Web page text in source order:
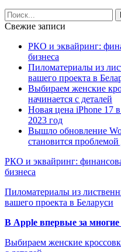
Свежие записи
РКО и эквайринг:
бизнеса
Пиломатериалы из
вашего проекта в
Выбираем женские
начинается с деталей
Новая цена iPhone 17
2023 год
Вышло обновление
становится проблемой
РКО и эквайринг:
бизнеса
Пиломатериалы из
вашего проекта в Беларуси
В Apple впервые за
Выбираем женские